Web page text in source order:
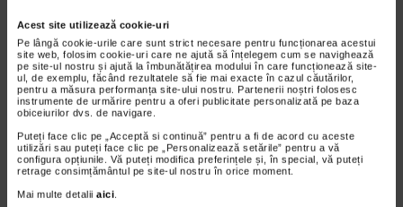
Acest site utilizează cookie-uri
Pe lângă cookie-urile care sunt strict necesare pentru funcționarea acestui
site web, folosim cookie-uri care ne ajută să înțelegem cum se navighează
pe site-ul nostru și ajută la îmbunătățirea modului în care funcționează site-
ul, de exemplu, făcând rezultatele să fie mai exacte în cazul căutărilor,
pentru a măsura performanța site-ului nostru. Partenerii noștri folosesc
instrumente de urmărire pentru a oferi publicitate personalizată pe baza
obiceiurilor dvs. de navigare.
Puteți face clic pe „Acceptă si continuă” pentru a fi de acord cu aceste
utilizări sau puteți face clic pe „Personalizează setările” pentru a vă
configura opțiunile. Vă puteți modifica preferințele și, în special, vă puteți
retrage consimțământul pe site-ul nostru în orice moment.
Mai multe detalii aici.
vergeturilor rosii. De asemenea, vergeturi rosii pot sa
apara si in cazul sportivilor a caror masa musculara
creste foarte repede in volum sau in situatia
adolescentilor care se afla in perioada de pubertate.
Vergeturile rosii
Un remediu recomandat in lupta cu vergeturile rosii este
reprezentat de cremele special fabricate in acest scop,
acestea fiind bogate in colagen si avand rolul de a reda